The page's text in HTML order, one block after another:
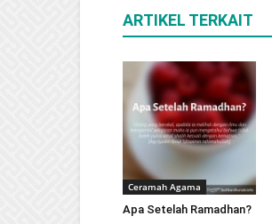
ARTIKEL TERKAIT
Ceramah Agama
Apa Setelah Ramadhan?